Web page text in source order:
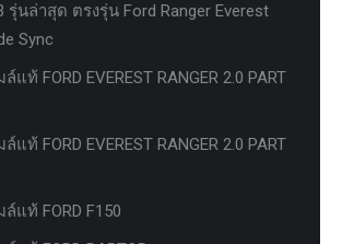
รุ่นล่าสุด ตรงรุ่น Ford Ranger Everest
Sync
ท้ FORD EVEREST RANGER 2.0 PART
ท้ FORD EVEREST RANGER 2.0 PART
แท้ FORD F150